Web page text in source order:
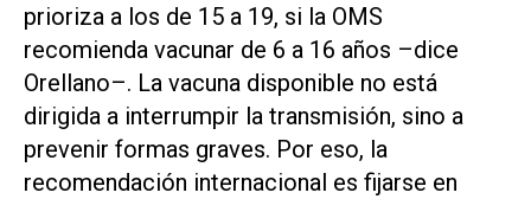
prioriza a los de 15 a 19, si la OMS
recomienda vacunar de 6 a 16 años –dice
Orellano–. La vacuna disponible no está
dirigida a interrumpir la transmisión, sino a
prevenir formas graves. Por eso, la
recomendación internacional es fijarse en